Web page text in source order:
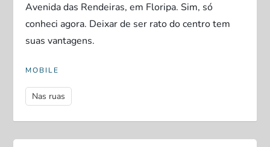
Avenida das Rendeiras, em Floripa. Sim, só
conheci agora. Deixar de ser rato do centro tem
suas vantagens.
MOBILE
Nas ruas